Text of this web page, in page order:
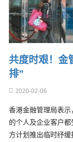
共度时艰！金
排”
2020-02-06
香港金融管理局表
的个人及企业客户
方计划推出临时纾